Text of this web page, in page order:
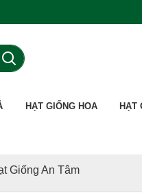
HẠT GIỐNG HOA HẠT
Giống An Tâm